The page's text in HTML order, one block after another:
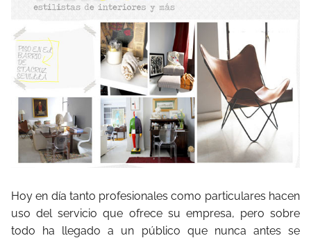
Hoy en día tanto profesionales como particulares hacen
uso del servicio que ofrece su empresa, pero sobre
todo ha llegado a un público que nunca antes se